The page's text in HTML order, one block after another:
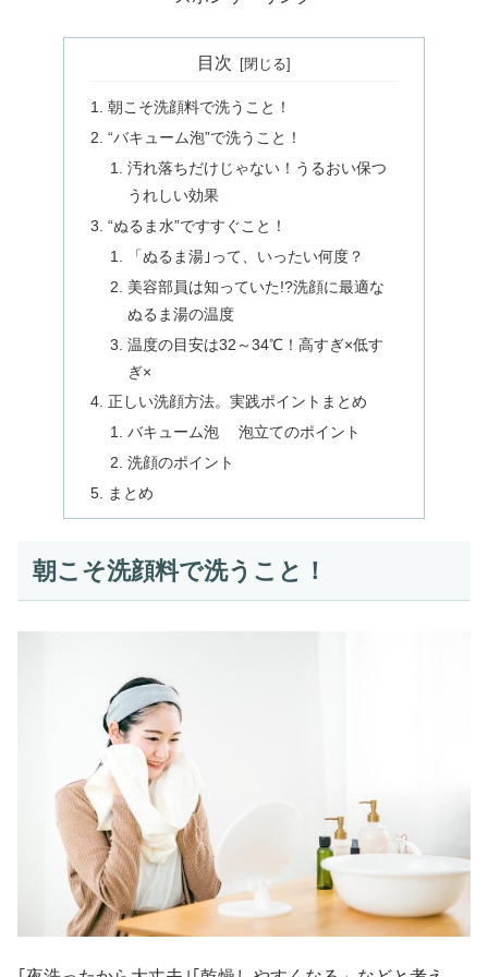
目次
朝こそ洗顔料で洗うこと！
“バキューム泡”で洗うこと！
汚れ落ちだけじゃない！うるおい保つ
うれしい効果
“ぬるま水”ですすぐこと！
「ぬるま湯｣って、いったい何度？
美容部員は知っていた!?洗顔に最適な
ぬるま湯の温度
温度の目安は32～34℃！高すぎ×低す
ぎ×
正しい洗顔方法。実践ポイントまとめ
バキューム泡 泡立てのポイント
洗顔のポイント
まとめ
朝こそ洗顔料で洗うこと！